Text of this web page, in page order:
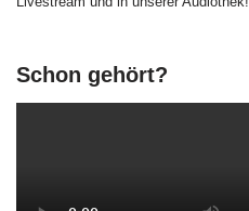
Schon gehört?